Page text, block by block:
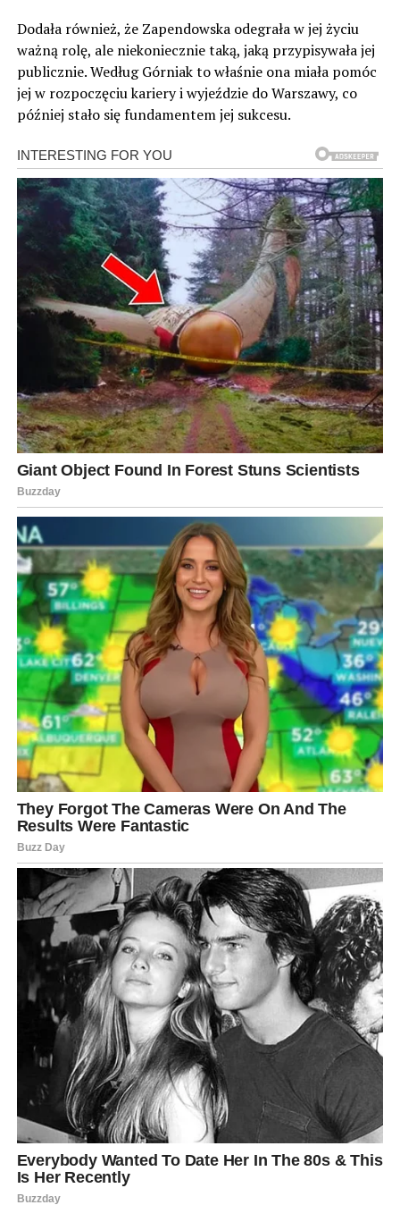
Dodała również, że Zapendowska odegrała w jej życiu
ważną rolę, ale niekoniecznie taką, jaką przypisywała jej
publicznie. Według Górniak to właśnie ona miała pomóc
jej w rozpoczęciu kariery i wyjeździe do Warszawy, co
później stało się fundamentem jej sukcesu.